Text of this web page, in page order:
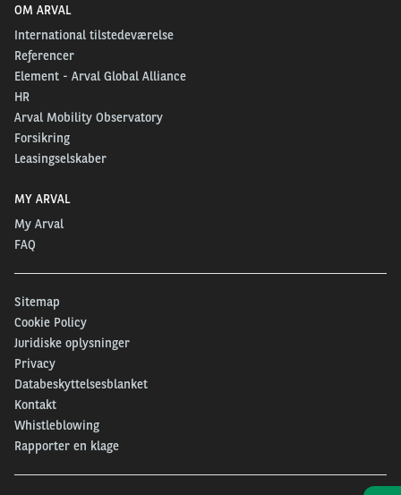
OM ARVAL
International tilstedeværelse
Referencer
Element - Arval Global Alliance
HR
Arval Mobility Observatory
Forsikring
Leasingselskaber
MY ARVAL
My Arval
FAQ
Sitemap
Cookie Policy
Juridiske oplysninger
Privacy
Databeskyttelsesblanket
Kontakt
Whistleblowing
Rapporter en klage